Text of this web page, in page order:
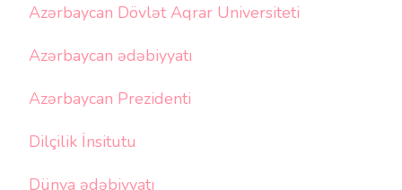
Azərbaycan Dövlət Aqrar Universiteti
Azərbaycan ədəbiyyatı
Azərbaycan Prezidenti
Dilçilik İnsitutu
Dünya ədəbiyyatı